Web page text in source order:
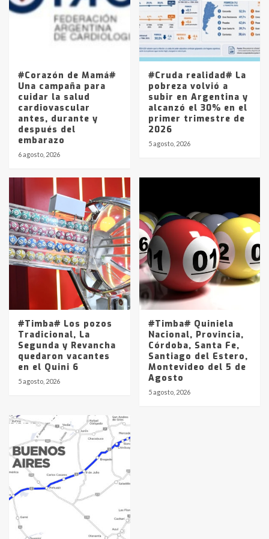
Los precios de los combustibles en
La Pampa, desde YPF hasta Axion
entre 857 a 1338 pesos
#Corazón de Mamá#
Una campaña para
cuidar la salud
cardiovascular
antes, durante y
después del
embarazo
6 agosto, 2026
#Cruda realidad# La
pobreza volvió a
subir en Argentina y
alcanzó el 30% en el
primer trimestre de
2026
5 agosto, 2026
#Timba# Los pozos
Tradicional, La
Segunda y Revancha
quedaron vacantes
en el Quini 6
5 agosto, 2026
#Timba# Quiniela
Nacional, Provincia,
Córdoba, Santa Fe,
Santiago del Estero,
Montevideo del 5 de
Agosto
5 agosto, 2026